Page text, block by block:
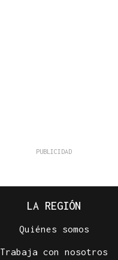
LA REGIÓN
Quiénes somos
Trabaja con nosotros